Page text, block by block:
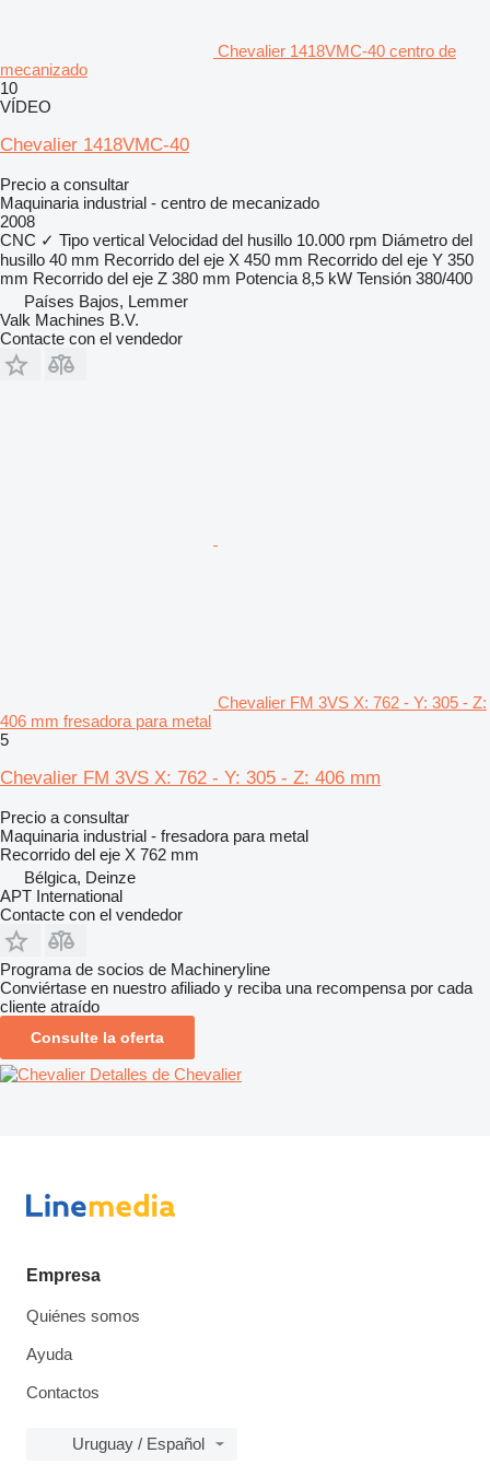
Chevalier 1418VMC-40 centro de
mecanizado
10
VÍDEO
Chevalier 1418VMC-40
Precio a consultar
Maquinaria industrial - centro de mecanizado
2008
CNC ✓ Tipo vertical Velocidad del husillo 10.000 rpm Diámetro del
husillo 40 mm Recorrido del eje X 450 mm Recorrido del eje Y 350
mm Recorrido del eje Z 380 mm Potencia 8,5 kW Tensión 380/400
Países Bajos, Lemmer
Valk Machines B.V.
Contacte con el vendedor
Chevalier FM 3VS X: 762 - Y: 305 - Z:
406 mm fresadora para metal
5
Chevalier FM 3VS X: 762 - Y: 305 - Z: 406 mm
Precio a consultar
Maquinaria industrial - fresadora para metal
Recorrido del eje X 762 mm
Bélgica, Deinze
APT International
Contacte con el vendedor
Programa de socios de Machineryline
Conviértase en nuestro afiliado y reciba una recompensa por cada
cliente atraído
Consulte la oferta
Detalles de Chevalier
Empresa
Quiénes somos
Ayuda
Contactos
Uruguay / Español